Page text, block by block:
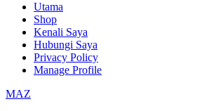
Utama
Shop
Kenali Saya
Hubungi Saya
Privacy Policy
Manage Profile
MAZ